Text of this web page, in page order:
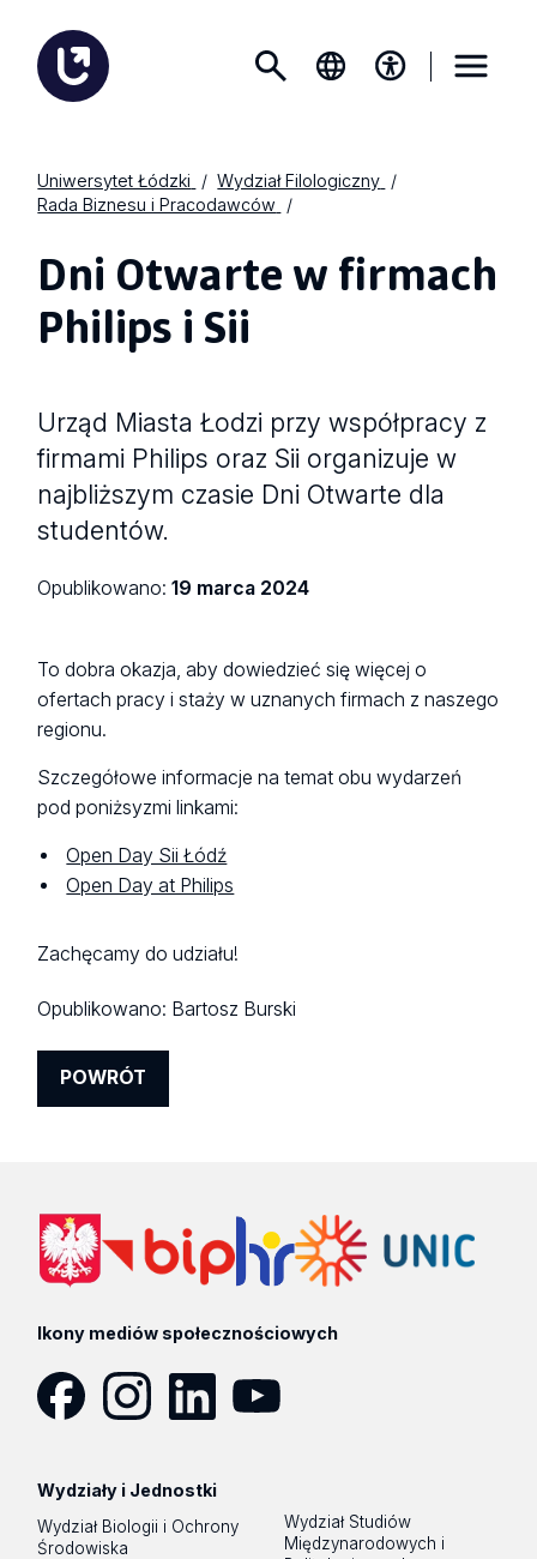
Uniwersytet Łódzki
Wydział Filologiczny
Rada Biznesu i Pracodawców
Dni Otwarte w firmach
Philips i Sii
Urząd Miasta Łodzi przy współpracy z
firmami Philips oraz Sii organizuje w
najbliższym czasie Dni Otwarte dla
studentów.
Opublikowano:19 marca 2024
To dobra okazja, aby dowiedzieć się więcej o
ofertach pracy i staży w uznanych firmach z naszego
regionu.
Szczegółowe informacje na temat obu wydarzeń
pod poniżsyzmi linkami:
Open Day Sii Łódź
Open Day at Philips
Zachęcamy do udziału!
Opublikowano: Bartosz Burski
POWRÓT
Ikony mediów społecznościowych
Wydziały i Jednostki
Wydział Biologii i Ochrony
Środowiska
Wydział Studiów
Międzynarodowych i